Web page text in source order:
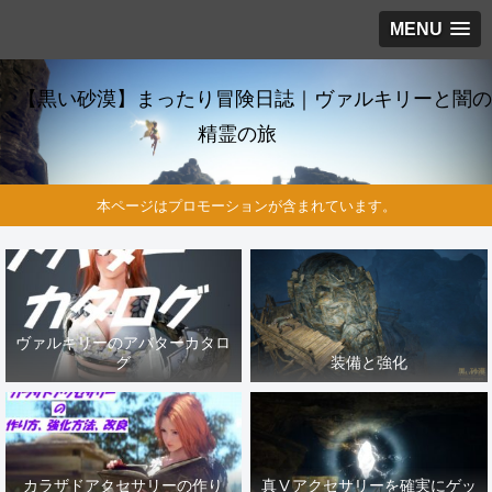
MENU
【黒い砂漠】まったり冒険日誌｜ヴァルキリーと闇の
精霊の旅
本ページはプロモーションが含まれています。
ヴァルキリーのアバターカタロ
グ
装備と強化
カラザドアクセサリーの作り 真Ⅴアクセサリーを確実にゲッ